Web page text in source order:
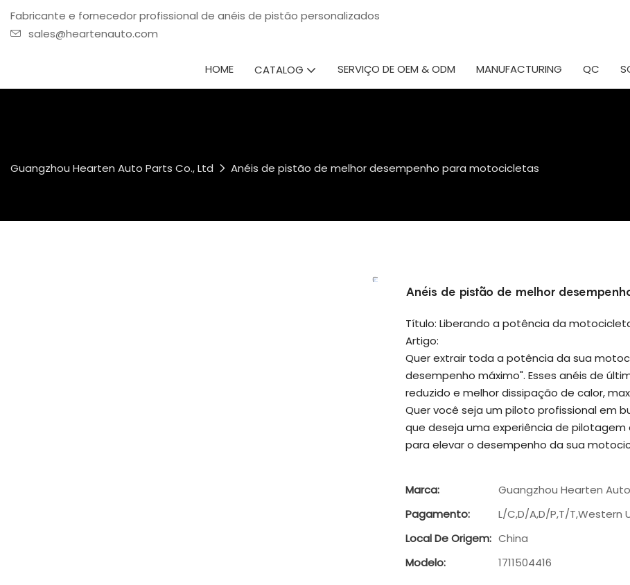
Fabricante e fornecedor profissional de anéis de pistão personalizados
sales@heartenauto.com
HOME CATALOG SERVIÇO DE OEM & ODM MANUFACTURING QC
Guangzhou Hearten Auto Parts Co., Ltd Anéis de pistão de melhor desempenho para motocicletas
Anéis de pistão de melhor
Título: Liberando a potência da
Artigo:
Quer extrair toda a potência da sua
desempenho máximo". Esses anéis de
reduzido e melhor dissipação de calor,
Quer você seja um piloto profissional em
que deseja uma experiência de
para elevar o desempenho da sua
Marca:
Guangzhou Hearten
Pagamento:
L/C,D/A,D/P,T/T,Western
Local De Origem: China
Modelo:
1711504416